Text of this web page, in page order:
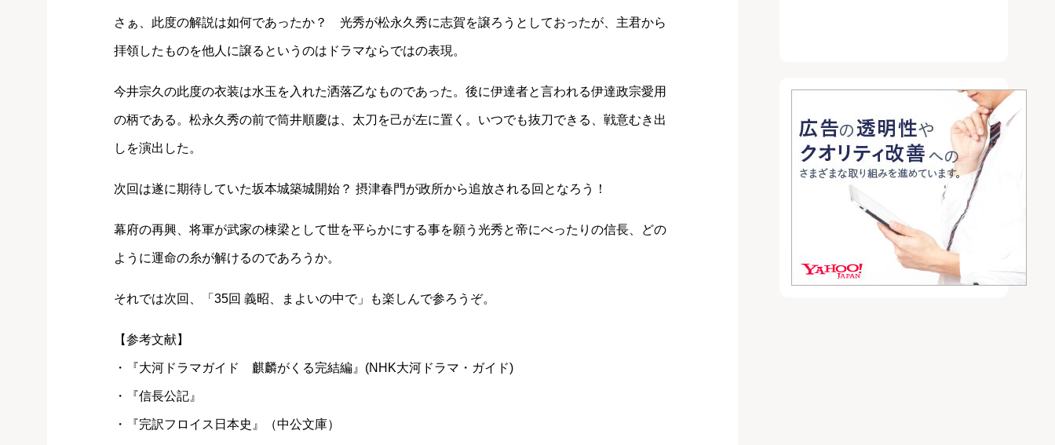
さぁ、此度の解説は如何であったか？ 光秀が松永久秀に志賀を譲ろうとしておったが、主君から
拝領したものを他人に譲るというのはドラマならではの表現。
今井宗久の此度の衣装は水玉を入れた洒落乙なものであった。後に伊達者と言われる伊達政宗愛用
の柄である。松永久秀の前で筒井順慶は、太刀を己が左に置く。いつでも抜刀できる、戦意むき出
しを演出した。
次回は遂に期待していた坂本城築城開始？ 摂津春門が政所から追放される回となろう！
幕府の再興、将軍が武家の棟梁として世を平らかにする事を願う光秀と帝にべったりの信長、どの
ように運命の糸が解けるのであろうか。
それでは次回、「35回 義昭、まよいの中で」も楽しんで参ろうぞ。
【参考文献】
・『大河ドラマガイド 麒麟がくる完結編』(NHK大河ドラマ・ガイド)
・『信長公記』
・『完訳フロイス日本史』（中公文庫）